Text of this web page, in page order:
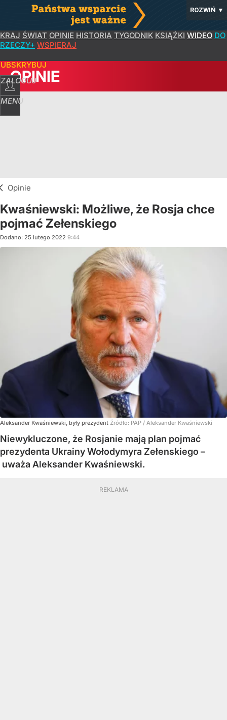
ROZWIŃ ▼
KRAJ ŚWIAT OPINIE HISTORIA TYGODNIK KSIĄŻKI WIDEO DO
RZECZY+ WSPIERAJ
ZALOGUJ
MENU
OPINIE
Opinie
Kwaśniewski: Możliwe, że Rosja chce
pojmać Zełenskiego
Dodano: 25 lutego 2022 9:44
Aleksander Kwaśniewski, były prezydent Źródło: PAP / Aleksander Kwaśniewski
Niewykluczone, że Rosjanie mają plan pojmać
prezydenta Ukrainy Wołodymyra Zełenskiego –
uważa Aleksander Kwaśniewski.